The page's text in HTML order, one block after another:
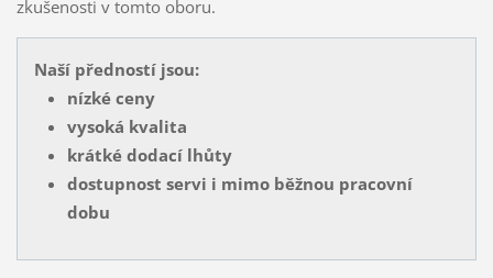
zkušenosti v tomto oboru.
Naší předností jsou:
nízké ceny
vysoká kvalita
krátké dodací lhůty
dostupnost servi i mimo běžnou pracovní
dobu